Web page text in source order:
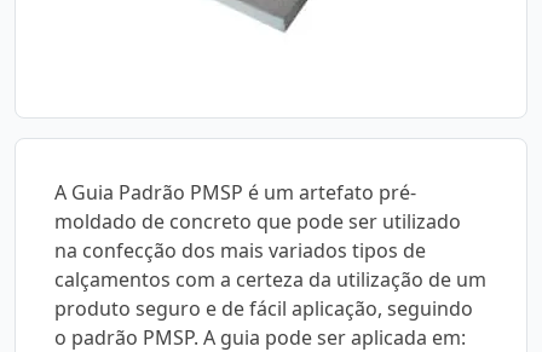
A Guia Padrão PMSP é um artefato pré-
moldado de concreto que pode ser utilizado
na confecção dos mais variados tipos de
calçamentos com a certeza da utilização de um
produto seguro e de fácil aplicação, seguindo
o padrão PMSP. A guia pode ser aplicada em: